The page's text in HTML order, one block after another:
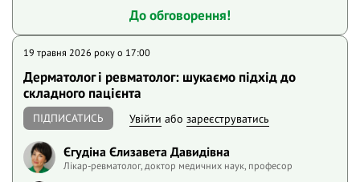
До обговорення!
19 травня 2026 року o 17:00
Дерматолог і ревматолог: шукаємо підхід до
складного пацієнта
ПІДПИСАТИСЬ Увійти або зареєструватись
Єгудіна Єлизавета Давидівна
Лікар-ревматолог, доктор медичних наук, професор